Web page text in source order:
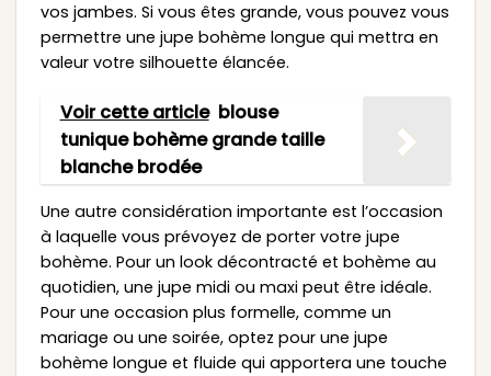
vos jambes. Si vous êtes grande, vous pouvez vous
permettre une jupe bohème longue qui mettra en
valeur votre silhouette élancée.
Voir cette article blouse
tunique bohème grande taille
blanche brodée
Une autre considération importante est l’occasion
à laquelle vous prévoyez de porter votre jupe
bohème. Pour un look décontracté et bohème au
quotidien, une jupe midi ou maxi peut être idéale.
Pour une occasion plus formelle, comme un
mariage ou une soirée, optez pour une jupe
bohème longue et fluide qui apportera une touche